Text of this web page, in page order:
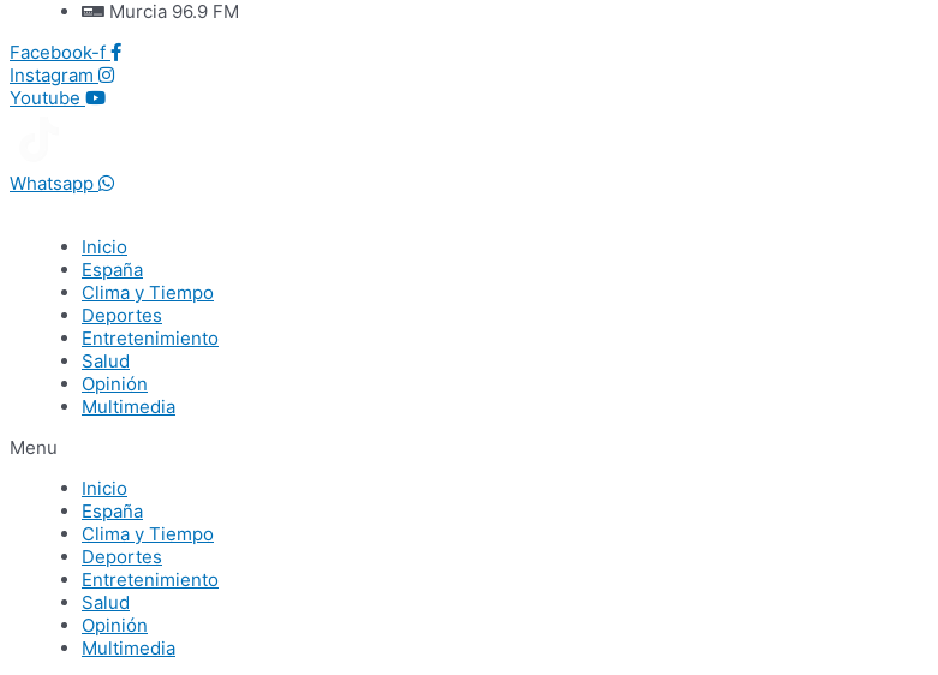
Murcia 96.9 FM
Facebook-f
Instagram
Youtube
Whatsapp
Inicio
España
Clima y Tiempo
Deportes
Entretenimiento
Salud
Opinión
Multimedia
Menu
Inicio
España
Clima y Tiempo
Deportes
Entretenimiento
Salud
Opinión
Multimedia